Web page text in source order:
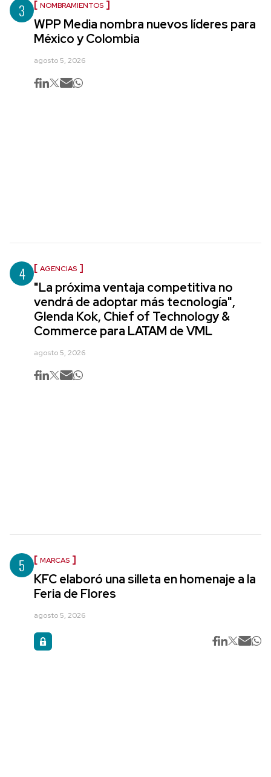
3 NOMBRAMIENTOS
WPP Media nombra nuevos líderes para
México y Colombia
agosto 5, 2026
4 AGENCIAS
"La próxima ventaja competitiva no
vendrá de adoptar más tecnología",
Glenda Kok, Chief of Technology &
Commerce para LATAM de VML
agosto 5, 2026
5 MARCAS
KFC elaboró una silleta en homenaje a la
Feria de Flores
agosto 5, 2026